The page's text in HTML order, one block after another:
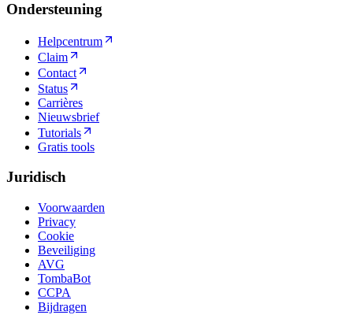
Ondersteuning
Helpcentrum
Claim
Contact
Status
Carrières
Nieuwsbrief
Tutorials
Gratis tools
Juridisch
Voorwaarden
Privacy
Cookie
Beveiliging
AVG
TombaBot
CCPA
Bijdragen